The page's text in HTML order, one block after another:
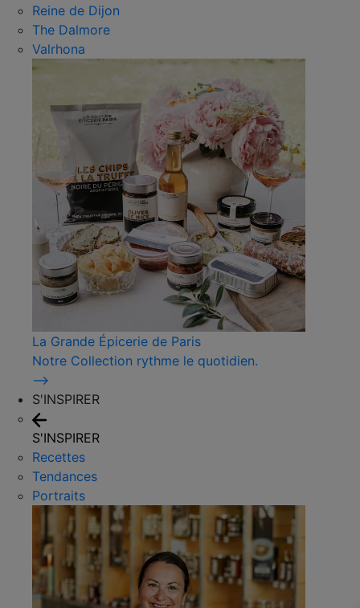
Reine de Dijon
The Dalmore
Valrhona
La Grande Épicerie de Paris
Notre Collection rythme le quotidien.
⟶
S'INSPIRER
S'INSPIRER
Recettes
Tendances
Portraits